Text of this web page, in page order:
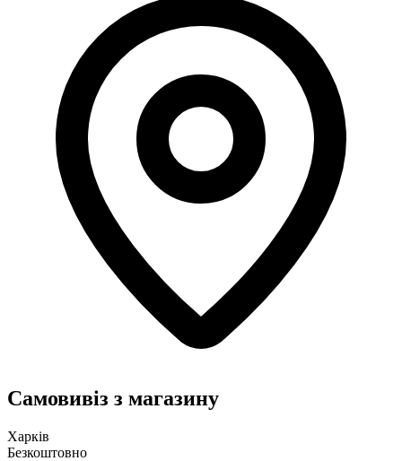
Самовивіз з магазину
Харків
Безкоштовно